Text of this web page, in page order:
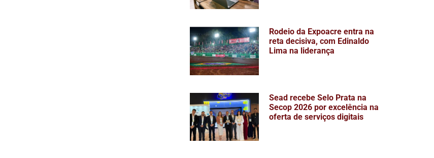
Rodeio da Expoacre entra na
reta decisiva, com Edinaldo
Lima na liderança
Sead recebe Selo Prata na
Secop 2026 por excelência na
oferta de serviços digitais